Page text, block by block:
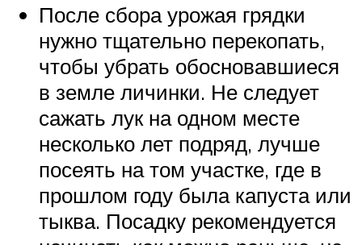
После сбора урожая грядки
нужно тщательно перекопать,
чтобы убрать обосновавшиеся
в земле личинки. Не следует
сажать лук на одном месте
несколько лет подряд, лучше
посеять на том участке, где в
прошлом году была капуста или
тыква. Посадку рекомендуется